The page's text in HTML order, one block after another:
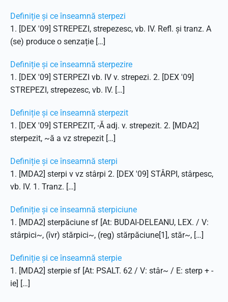
Definiție și ce înseamnă sterpezi
1. [DEX '09] STREPEZI, strepezesc, vb. IV. Refl. și tranz. A
(se) produce o senzație […]
Definiție și ce înseamnă sterpezire
1. [DEX '09] STERPEZI vb. IV v. strepezi. 2. [DEX '09]
STREPEZI, strepezesc, vb. IV. […]
Definiție și ce înseamnă sterpezit
1. [DEX '09] STERPEZIT, -Ă adj. v. strepezit. 2. [MDA2]
sterpezit, ~ă a vz strepezit […]
Definiție și ce înseamnă sterpi
1. [MDA2] sterpi v vz stârpi 2. [DEX '09] STÂRPI, stârpesc,
vb. IV. 1. Tranz. […]
Definiție și ce înseamnă sterpiciune
1. [MDA2] sterpăciune sf [At: BUDAI-DELEANU, LEX. / V:
stârpici~, (îvr) stărpici~, (reg) stărpăciune[1], stăr~, […]
Definiție și ce înseamnă sterpie
1. [MDA2] sterpie sf [At: PSALT. 62 / V: stâr~ / E: sterp + -
ie] […]